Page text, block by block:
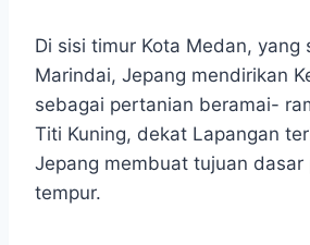
Di sisi timur Kota Medan, yang
Marindai, Jepang mendirikan
sebagai pertanian beramai-
Titi Kuning, dekat Lapangan
Jepang membuat tujuan dasar
tempur.